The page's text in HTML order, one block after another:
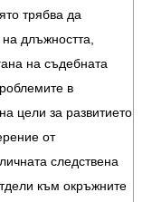
трябва да
длъжността,
на съдебната
в
цели за развитието
от
следствена
към окръжните